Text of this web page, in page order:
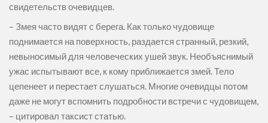
свидетельств очевидцев.
– Змея часто видят с берега. Как только чудовище
поднимается на поверхность, раздается странный, резкий,
невыносимый для человеческих ушей звук. Необъяснимый
ужас испытывают все, к кому приближается змей. Тело
цепенеет и перестает слушаться. Многие очевидцы потом
даже не могут вспомнить подробности встречи с чудовищем,
– цитировал таксист статью.